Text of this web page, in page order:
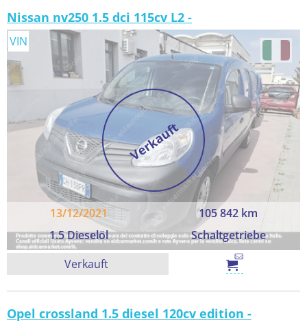
Nissan nv250 1.5 dci 115cv L2 -
Verkauft
13/12/2021
105 842 km
1.5 Dieselöl
Schaltgetriebe
VIN
Verkauft
Opel crossland 1.5 diesel 120cv edition -